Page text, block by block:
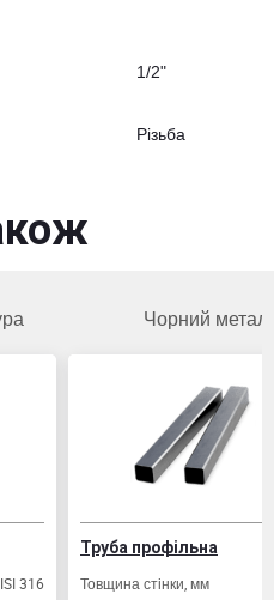
1/2"
Різьба
Чорний метал
Труба профільна
Товщина стінки, мм